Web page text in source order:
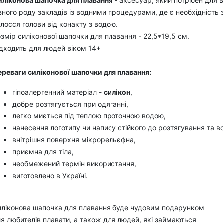
роду закладів із водними процедурами, де є необхідність
голови від конакту з водою.
силіконової шапочки для плавання - 22,5*19,5 см.
для людей віком 14+
силіконової шапочки для плавання:
гіпоалергенний матеріал - силікон,
добре розтягується при одяганні,
легко миється під теплою проточною водою,
нанесення логотипу чи напису стійкого до розтягування та
внітрішня поверхня мікрорельєфна,
приємна для тіла,
необмежений термін використання,
виготовлено в Україні.
шапочка для плавання буде чудовим подарунком
любителів плавати, а також для людей, які займаються